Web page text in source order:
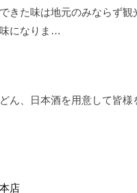
きた味は地元のみならず観
になりま…
ん、日本酒を用意して皆様
店